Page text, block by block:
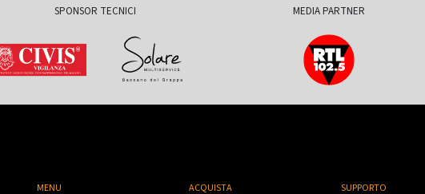
SPONSOR TECNICI MEDIA PARTNER
MENU ACQUISTA SUPPORTO